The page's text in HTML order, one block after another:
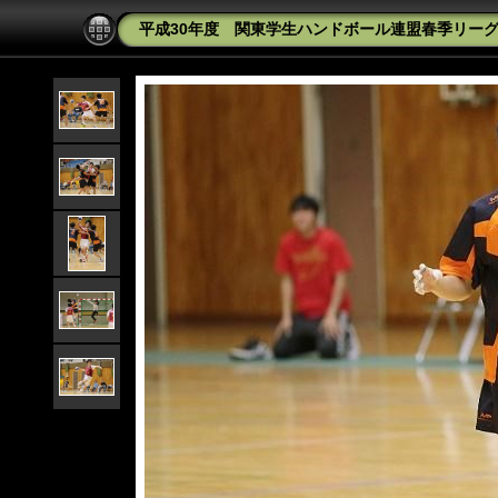
平成30年度 関東学生ハンドボール連盟春季リ